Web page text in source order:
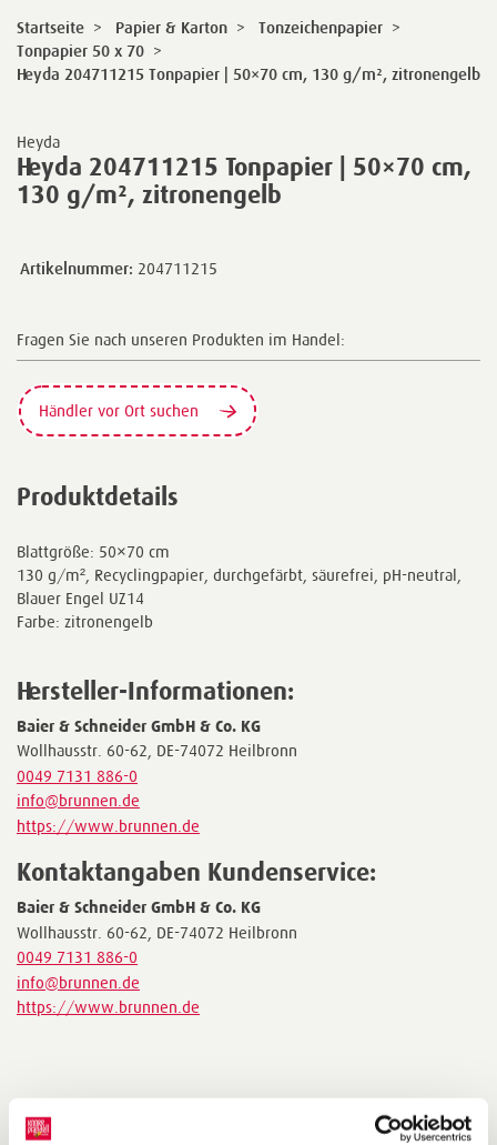
Heyda
Heyda 204711215 Tonpapier | 50×70 cm,
130 g/m², zitronengelb
Startseite > Papier & Karton > Tonzeichenpapier >
Tonpapier 50 x 70 >
Heyda 204711215 Tonpapier | 50×70 cm, 130 g/m², zitronengelb
Artikelnummer: 204711215
Fragen Sie nach unseren Produkten im Handel:
Händler vor Ort suchen
Produktdetails
Blattgröße: 50×70 cm
130 g/m², Recyclingpapier, durchgefärbt, säurefrei, pH-neutral,
Blauer Engel UZ14
Farbe: zitronengelb
Hersteller-Informationen:
Baier & Schneider GmbH & Co. KG
Wollhausstr. 60-62, DE-74072 Heilbronn
0049 7131 886-0
info@brunnen.de
https://www.brunnen.de
Kontaktangaben Kundenservice:
Baier & Schneider GmbH & Co. KG
Wollhausstr. 60-62, DE-74072 Heilbronn
0049 7131 886-0
info@brunnen.de
https://www.brunnen.de